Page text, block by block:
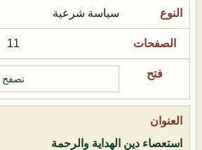
سياسة شرعية
11
تصفح
استعصاء دين الهداية والرحمة